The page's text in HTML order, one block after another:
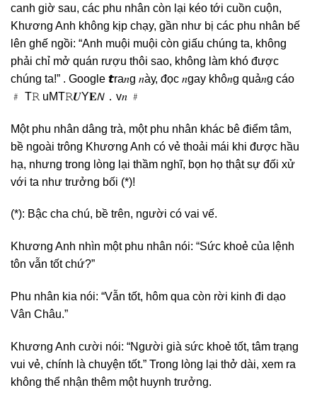
canh giờ sau, các phu nhân còn lại kéo tới cuồn cuộn,
Khương Anh không kịp chạy, gần như bị các phu nhân bế
lên ghế ngồi: “Anh muội muội còn giấu chúng ta, không
phải chỉ mở quán rượu thôi sao, không làm khó được
chúng ta!” . Google 𝙩ra𝑛g 𝑛àу, đọc 𝑛gaу khô𝑛g quả𝑛g cáo
﹟ T𝚁 uMT𝚁𝑼Y𝐄𝘕．v𝑛 ﹟
Một phu nhân dâng trà, một phu nhân khác bê điểm tâm,
bề ngoài trông Khương Anh có vẻ thoải mái khi được hầu
hạ, nhưng trong lòng lại thầm nghĩ, bọn họ thật sự đối xử
với ta như trưởng bối (*)!
(*): Bậc cha chú, bề trên, người có vai vế.
Khương Anh nhìn một phu nhân nói: “Sức khoẻ của lệnh
tôn vẫn tốt chứ?”
Phu nhân kia nói: “Vẫn tốt, hôm qua còn rời kinh đi dạo
Vân Châu.”
Khương Anh cười nói: “Người già sức khoẻ tốt, tâm trạng
vui vẻ, chính là chuyện tốt.” Trong lòng lại thở dài, xem ra
không thể nhận thêm một huynh trưởng.